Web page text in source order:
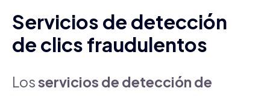
Servicios de detección
de clics fraudulentos
Losservicios de detección de